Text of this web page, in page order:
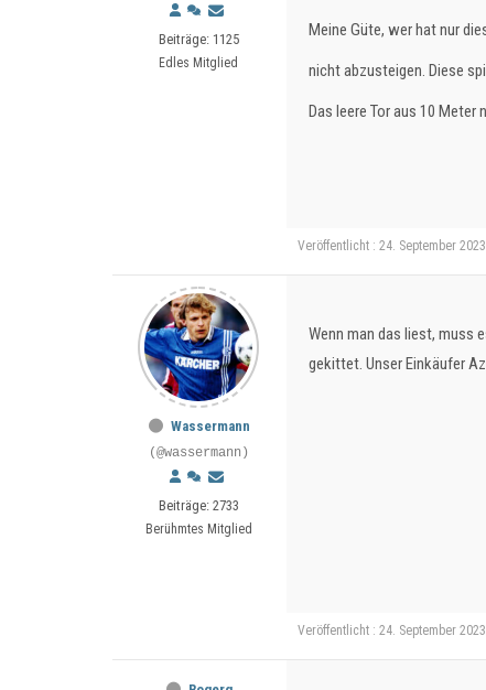
Beiträge: 1125
Edles Mitglied
Meine Güte, wer hat nur
nicht abzusteigen. Diese
Das leere Tor aus 10
Veröffentlicht : 24. September
Wassermann
(@wassermann)
Beiträge: 2733
Berühmtes Mitglied
Wenn man das liest, muss
gekittet. Unser Einkäufer
Veröffentlicht : 24. September